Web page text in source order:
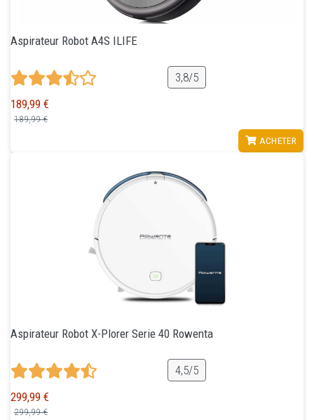
Aspirateur Robot A4S ILIFE
3,8/5
189,99 €
189,99 €
ACHETER
Aspirateur Robot X-Plorer Serie 40 Rowenta
4,5/5
299,99 €
299,99 €